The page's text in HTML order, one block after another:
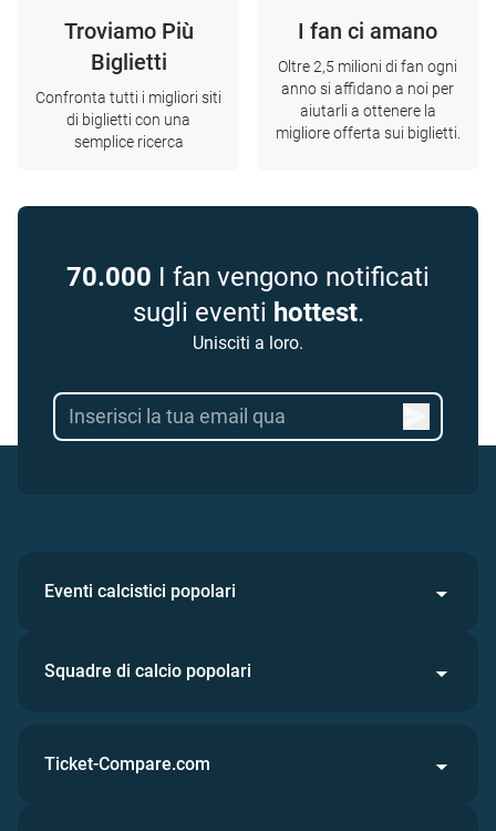
Troviamo Più
Biglietti
Confronta tutti i migliori siti
di biglietti con una
semplice ricerca
I fan ci amano
Oltre 2,5 milioni di fan ogni
anno si affidano a noi per
aiutarli a ottenere la
migliore offerta sui biglietti.
70.000 I fan vengono notificati
sugli eventi hottest.
Unisciti a loro.
Eventi calcistici popolari
Squadre di calcio popolari
Ticket-Compare.com